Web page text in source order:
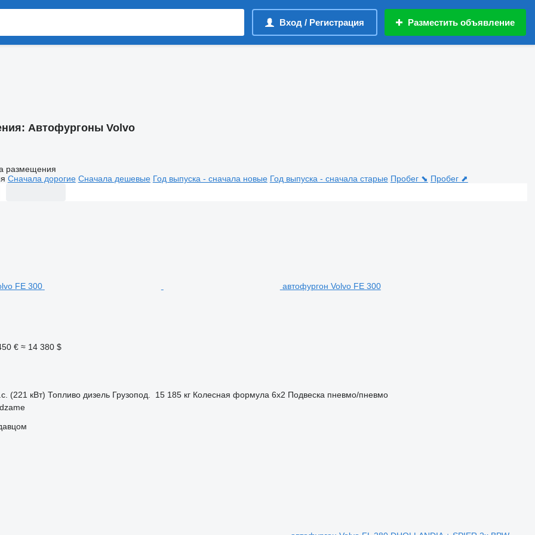
Вход / Регистрация Разместить объявление
Автофургоны Volvo
размещения
Сначала дорогие Сначала дешевые Год выпуска - сначала новые Год выпуска - сначала старые Пробег ⬊ Пробег ⬈
автофургон Volvo FE 300
€ ≈ 14 380 $
(221 кВт) Топливо дизель Грузопод. 15 185 кг Колесная формула 6x2 Подвеска пневмо/пневмо